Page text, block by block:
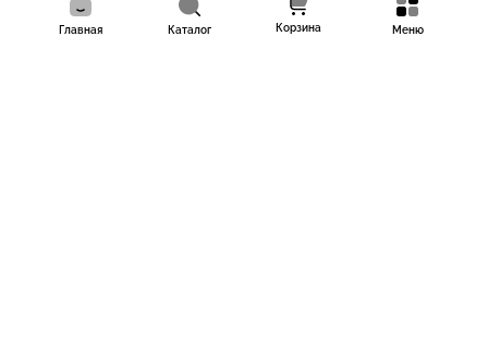
Главная Каталог Корзина Меню